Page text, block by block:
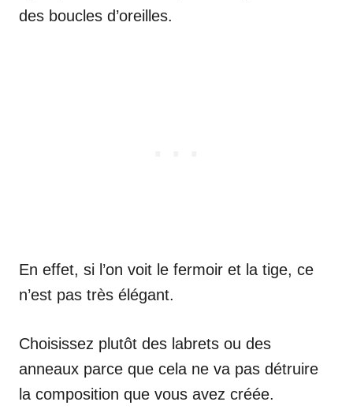
des boucles d’oreilles.
En effet, si l’on voit le fermoir et la tige, ce
n’est pas très élégant.
Choisissez plutôt des labrets ou des
anneaux parce que cela ne va pas détruire
la composition que vous avez créée.